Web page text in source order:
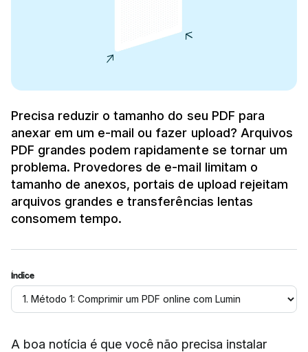
Precisa reduzir o tamanho do seu PDF para
anexar em um e-mail ou fazer upload? Arquivos
PDF grandes podem rapidamente se tornar um
problema. Provedores de e-mail limitam o
tamanho de anexos, portais de upload rejeitam
arquivos grandes e transferências lentas
consomem tempo.
Índice
A boa notícia é que você não precisa instalar